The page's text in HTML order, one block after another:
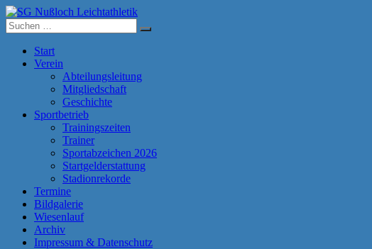
Zum
Inhalt
springen
SG Nußloch Leichtathletik
Suche
nach:
Start
Verein
Abteilungsleitung
Mitgliedschaft
Geschichte
Sportbetrieb
Trainingszeiten
Trainer
Sportabzeichen 2026
Startgelderstattung
Stadionrekorde
Termine
Bildgalerie
Wiesenlauf
Archiv
Impressum & Datenschutz